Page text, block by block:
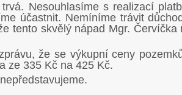
Nesouhlasíme s realizací
účastnit. Nemíníme trávit
tento skvělý nápad Mgr. Červíčka
že se výkupní ceny
ze 335 Kč na 425 Kč.